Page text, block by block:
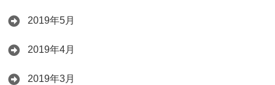
2019年5月
2019年4月
2019年3月